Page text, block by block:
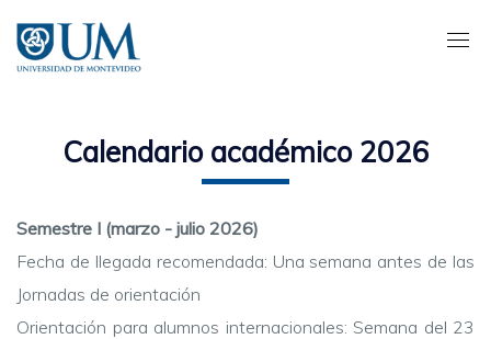
contenido
principal
Calendario académico 2026
Semestre I (marzo - julio 2026)
Fecha de llegada recomendada: Una semana antes de las
Jornadas de orientación
Orientación para alumnos internacionales: Semana del 23